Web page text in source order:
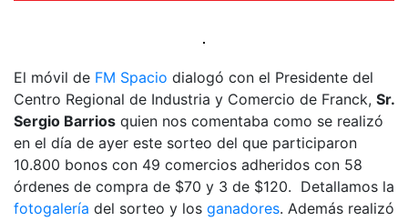
El móvil de FM Spacio dialogó con el Presidente del
Centro Regional de Industria y Comercio de Franck, Sr.
Sergio Barrios quien nos comentaba como se realizó
en el día de ayer este sorteo del que participaron
10.800 bonos con 49 comercios adheridos con 58
órdenes de compra de $70 y 3 de $120. Detallamos la
fotogalería del sorteo y los ganadores. Además realizó